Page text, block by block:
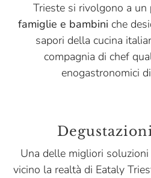
Trieste si rivolgono a un
famiglie e bambini che
sapori della cucina
compagnia di chef
enogastronomici
Una delle migliori
vicino la realtà di Eataly